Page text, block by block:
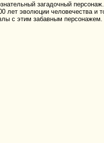
загадочный
лет эволюции человечества и
с этим забавным персонажем.